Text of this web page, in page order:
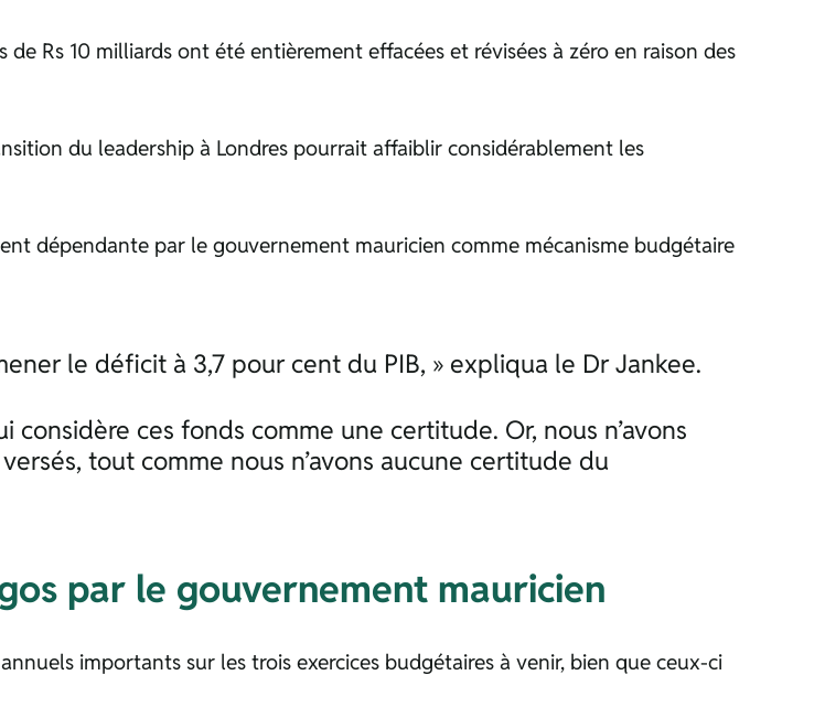
Rs 10 milliards ont été entièrement effacées et révisées à zéro en raison des
du leadership à Londres pourrait affaiblir considérablement les
dépendante par le gouvernement mauricien comme mécanisme budgétaire
le déficit à 3,7 pour cent du PIB, » expliqua le Dr Jankee.
ces fonds comme une certitude. Or, nous n’avons
tout comme nous n’avons aucune certitude du
par le gouvernement mauricien
importants sur les trois exercices budgétaires à venir, bien que ceux-ci